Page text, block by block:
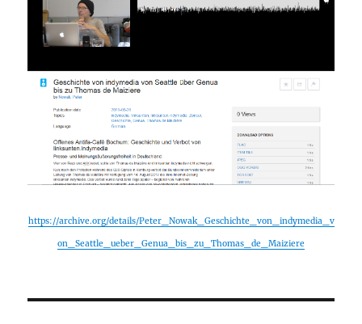
https://archive.org/details/Peter_Nowak_Geschichte_von_indymedia_v
on_Seattle_ueber_Genua_bis_zu_Thomas_de_Maiziere